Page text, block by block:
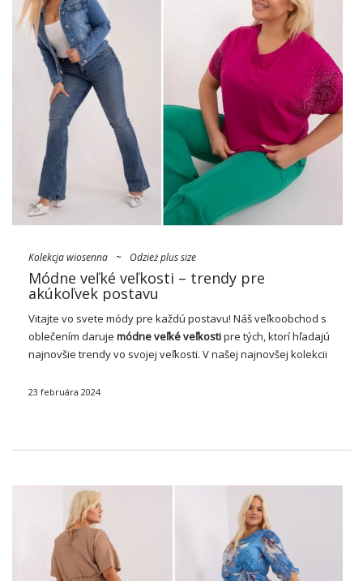
Kolekcja wiosenna ~ Odzież plus size
Módne veľké veľkosti – trendy pre
akúkoľvek postavu
Vitajte vo svete módy pre každú postavu! Náš veľkoobchod s
oblečením daruje módne veľké veľkostipre tých, ktorí hľadajú
najnovšie trendy vo svojej veľkosti. V našej najnovšej kolekcii
vašu individualitu, ale tiež …
23 februára 2024